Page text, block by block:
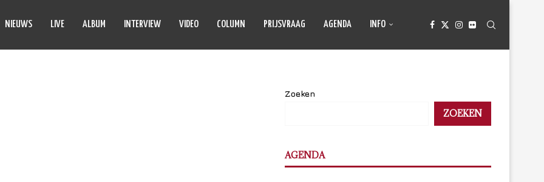
NIEUWS LIVE ALBUM INTERVIEW VIDEO COLUMN PRIJSVRAAG AGENDA INFO
Zoeken
ZOEKEN
AGENDA